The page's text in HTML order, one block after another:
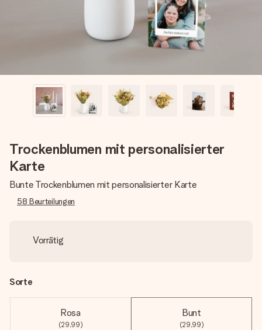
Trockenblumen mit personalisierter
Karte
Bunte Trockenblumen mit personalisierter Karte
58 Beurteilungen
Vorrätig
Sorte
Rosa
(29,99)
Bunt
(29,99)